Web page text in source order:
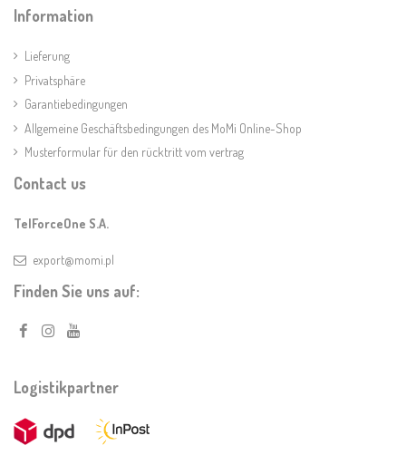
Information
Lieferung
Privatsphäre
Garantiebedingungen
Allgemeine Geschäftsbedingungen des MoMi Online-Shop
Musterformular für den rücktritt vom vertrag
Contact us
TelForceOne S.A.
export@momi.pl
Finden Sie uns auf:
Logistikpartner